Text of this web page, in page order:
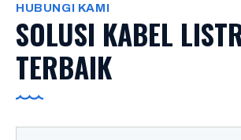
HUBUNGI KAMI
SOLUSI KABEL
TERBAIK